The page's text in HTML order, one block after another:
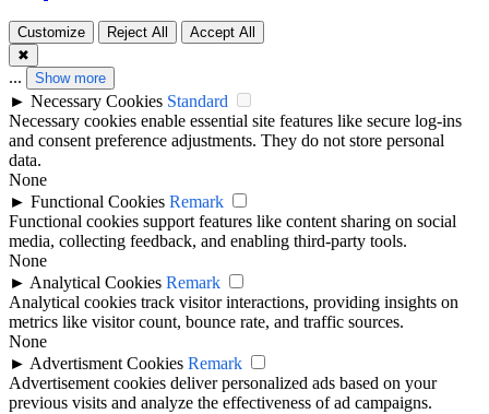
Customize Reject All
Accept All
✖
... Show more
► Necessary Cookies Standard
Necessary cookies enable essential site features like secure log-ins
and consent preference adjustments. They do not store personal
data.
None
► Functional Cookies Remark
Functional cookies support features like content sharing on social
media, collecting feedback, and enabling third-party tools.
None
► Analytical Cookies Remark
Analytical cookies track visitor interactions, providing insights on
metrics like visitor count, bounce rate, and traffic sources.
None
► Advertisment Cookies Remark
Advertisement cookies deliver personalized ads based on your
previous visits and analyze the effectiveness of ad campaigns.